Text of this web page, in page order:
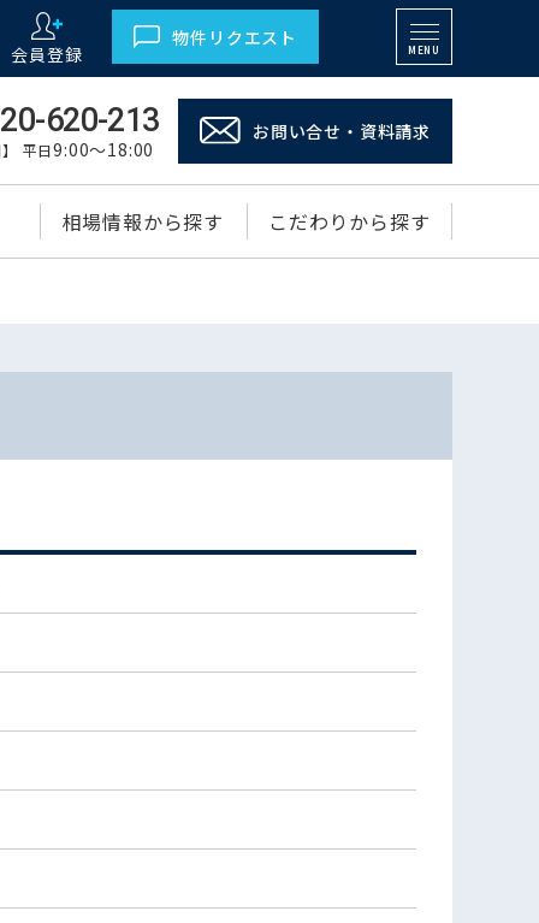
会員登録
物件リクエスト
MENU
620-213
】 平日9:00～18:00
お問い合せ・資料請求
相場情報から探す こだわりから探す